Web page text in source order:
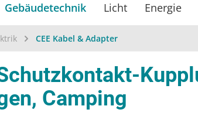
Gebäudetechnik Licht Energie
CEE Kabel & Adapter
Camping